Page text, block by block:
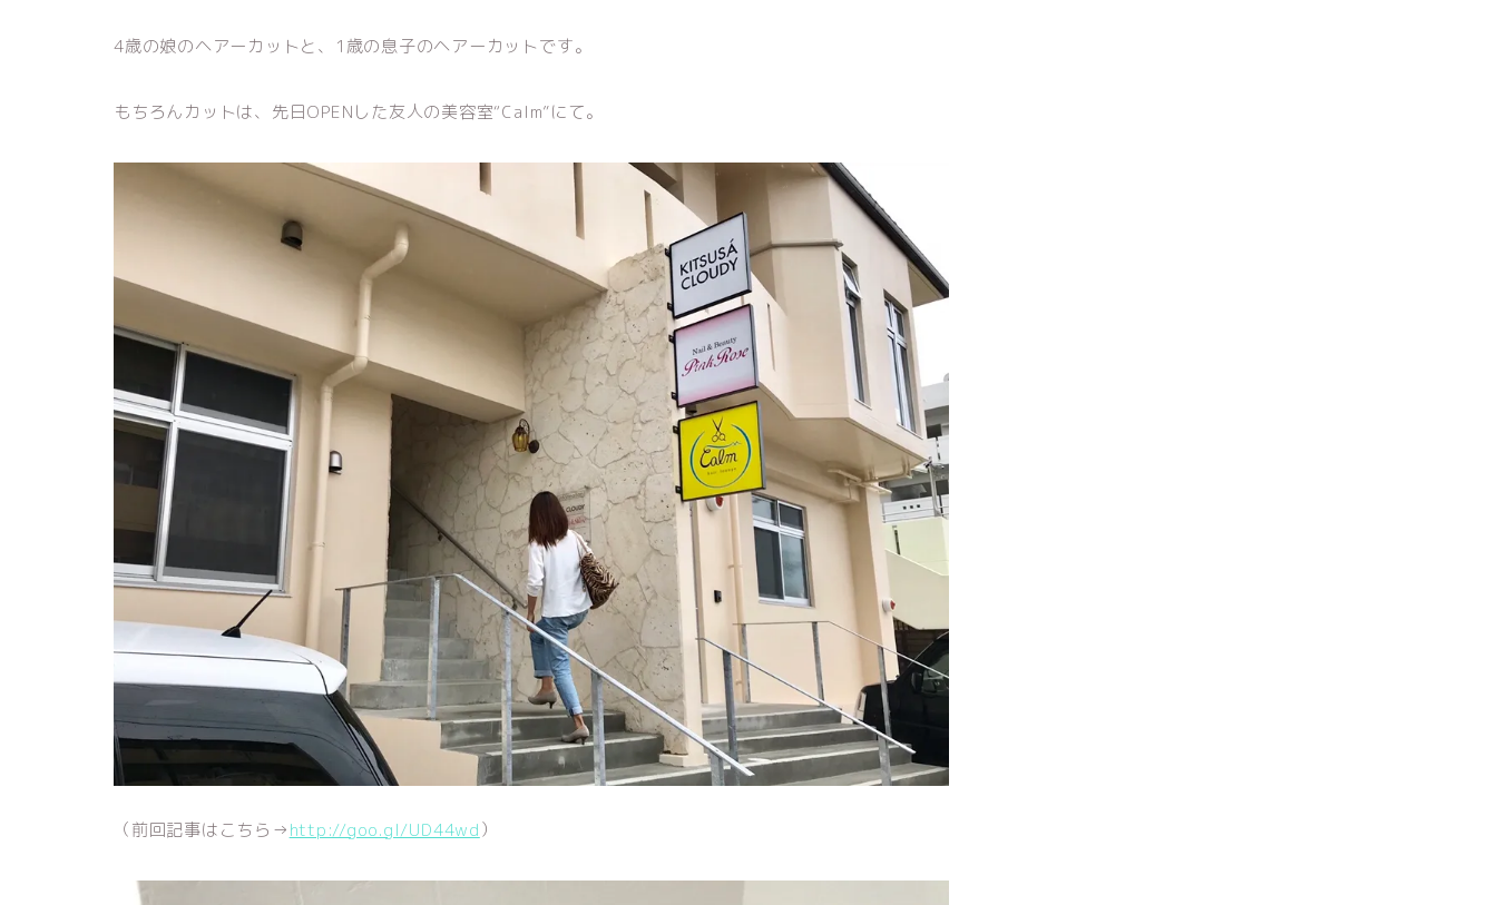
4歳の娘のヘアーカットと、1歳の息子のヘアーカットです。
もちろんカットは、先日OPENした友人の美容室“Calm”にて。
（前回記事はこちら→http://goo.gl/UD44wd）